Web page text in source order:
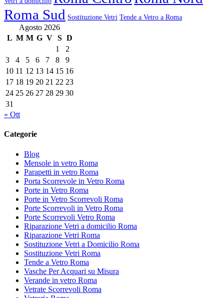
Roma Sud Sostituzione Vetri Tende a Vetro a Roma
Agosto 2026
L M M G V S D
1
2
3
4 5 6 7 8
9
10 11 12 13 14 15 16
17 18 19 20 21 22 23
24 25 26 27 28 29 30
31
« Ott
Categorie
Blog
Mensole in vetro Roma
Parapetti in vetro Roma
Porta Scorrevole in Vetro Roma
Porte in Vetro Roma
Porte in Vetro Scorrevoli Roma
Porte Scorrevoli in Vetro Roma
Porte Scorrevoli Vetro Roma
Riparazione Vetri a domicilio Roma
Riparazione Vetri Roma
Sostituzione Vetri a Domicilio Roma
Sostituzione Vetri Roma
Tende a Vetro Roma
Vasche Per Acquari su Misura
Verande in vetro Roma
Vetrate Scorrevoli Roma